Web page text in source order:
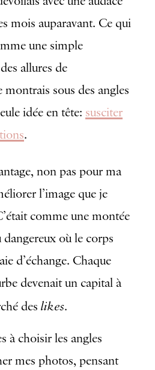
mois auparavant. Ce qui
une simple
allures de
sous des angles
idée en tête: susciter
.
non pas pour ma
l’image que je
comme une montée
dangereux où le corps
d’échange. Chaque
devenait un capital à
des likes.
à choisir les angles
mes photos, pensant